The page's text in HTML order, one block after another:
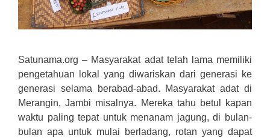
Satunama.org – Masyarakat adat telah lama memiliki
pengetahuan lokal yang diwariskan dari generasi ke
generasi selama berabad-abad. Masyarakat adat di
Merangin, Jambi misalnya. Mereka tahu betul kapan
waktu paling tepat untuk menanam jagung, di bulan-
bulan apa untuk mulai berladang, rotan yang dapat